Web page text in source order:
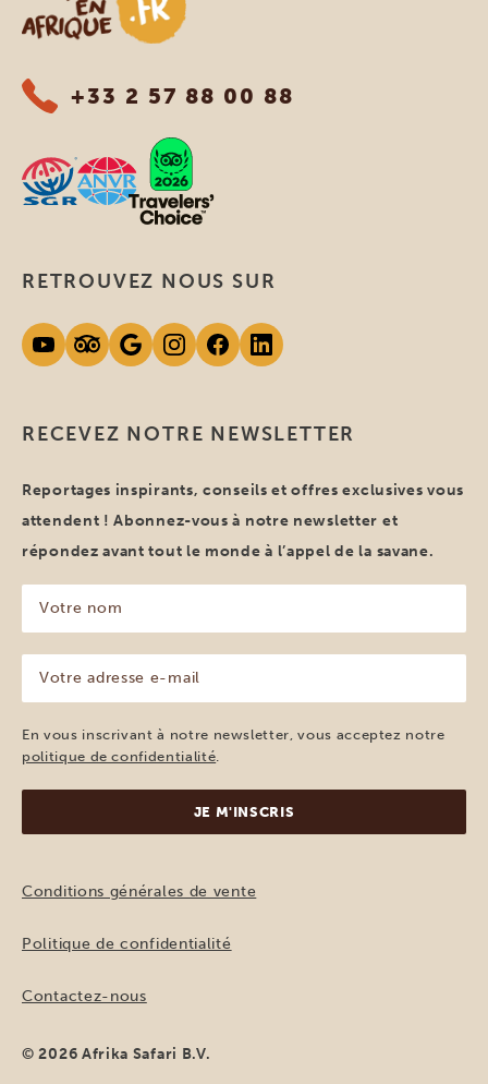
+33 2 57 88 00 88
RECEVEZ NOTRE NEWSLETTER
Reportages inspirants, conseils et offres exclusives vous
attendent ! Abonnez-vous à notre newsletter et
répondez avant tout le monde à l’appel de la savane.
nom
(Nécessaire)
adresse
e-
mail
(Nécessaire)
En vous inscrivant à notre newsletter, vous acceptez notre
politique de confidentialité
RETROUVEZ NOUS SUR
Conditions générales de vente
Politique de confidentialité
Contactez-nous
© 2026 Afrika Safari B.V.